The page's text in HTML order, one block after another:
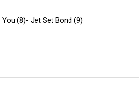
(8)- Jet Set Bond (9)